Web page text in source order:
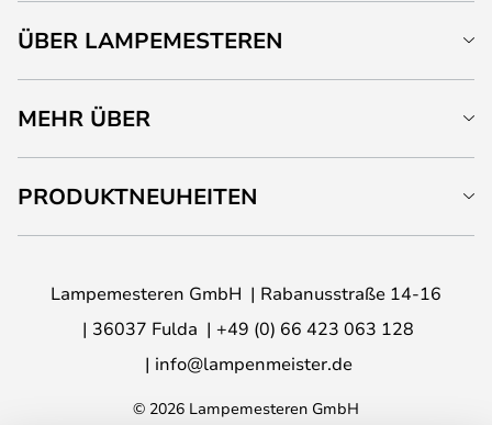
ÜBER LAMPEMESTEREN
MEHR ÜBER
PRODUKTNEUHEITEN
Lampemesteren GmbH
Rabanusstraße 14-16
36037 Fulda
+49 (0) 66 423 063 128
info@lampenmeister.de
© 2026 Lampemesteren GmbH